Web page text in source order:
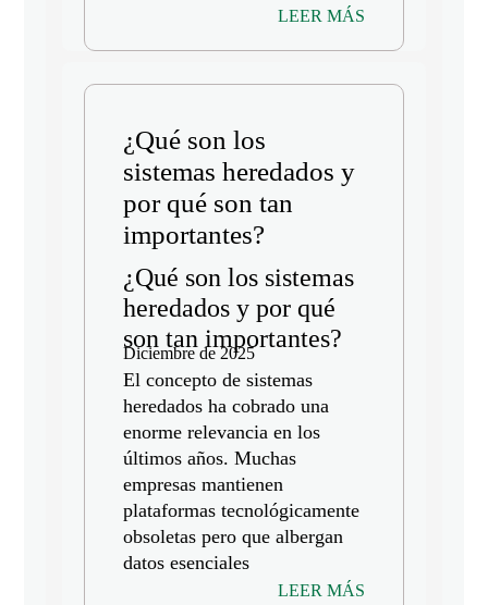
LEER MÁS
¿Qué son los
sistemas heredados y
por qué son tan
importantes?
¿Qué son los sistemas
heredados y por qué
son tan importantes?
Diciembre de 2025
El concepto de sistemas
heredados ha cobrado una
enorme relevancia en los
últimos años. Muchas
empresas mantienen
plataformas tecnológicamente
obsoletas pero que albergan
datos esenciales
LEER MÁS